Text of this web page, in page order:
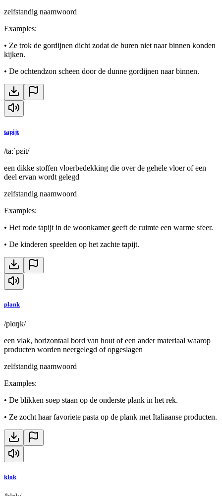
zelfstandig naamwoord
Examples:
• Ze trok de gordijnen dicht zodat de buren niet naar binnen konden
kijken.
• De ochtendzon scheen door de dunne gordijnen naar binnen.
tapijt
/taːˈpɛit/
een dikke stoffen vloerbedekking die over de gehele vloer of een
deel ervan wordt gelegd
zelfstandig naamwoord
Examples:
• Het rode tapijt in de woonkamer geeft de ruimte een warme sfeer.
• De kinderen speelden op het zachte tapijt.
plank
/plɑŋk/
een vlak, horizontaal bord van hout of een ander materiaal waarop
producten worden neergelegd of opgeslagen
zelfstandig naamwoord
Examples:
• De blikken soep staan op de onderste plank in het rek.
• Ze zocht haar favoriete pasta op de plank met Italiaanse producten.
klok